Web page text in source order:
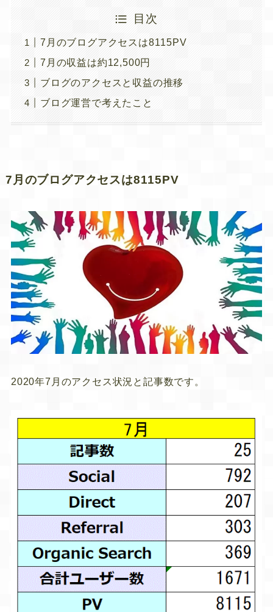
目次
7月のブログアクセスは8115PV
7月の収益は約12,500円
ブログのアクセスと収益の推移
ブログ運営で考えたこと
7月のブログアクセスは8115PV
2020年7月のアクセス状況と記事数です。